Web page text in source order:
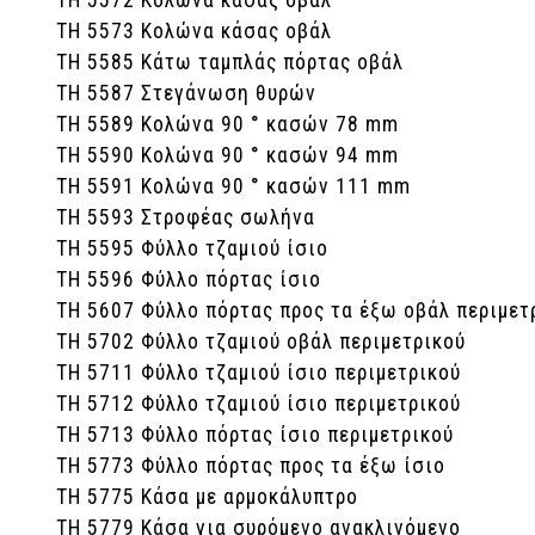
ΤΗ 5573 Κολώνα κάσας οβάλ
ΤΗ 5585 Κάτω ταμπλάς πόρτας οβάλ
ΤΗ 5587 Στεγάνωση θυρών
ΤΗ 5589 Κολώνα 90 ° κασών 78 mm
ΤΗ 5590 Κολώνα 90 ° κασών 94 mm
ΤΗ 5591 Κολώνα 90 ° κασών 111 mm
ΤΗ 5593 Στροφέας σωλήνα
ΤΗ 5595 Φύλλο τζαμιού ίσιο
ΤΗ 5596 Φύλλο πόρτας ίσιο
ΤΗ 5607 Φύλλο πόρτας προς τα έξω οβάλ
ΤΗ 5702 Φύλλο τζαμιού οβάλ περιμετρικού
ΤΗ 5711 Φύλλο τζαμιού ίσιο περιμετρικού
ΤΗ 5712 Φύλλο τζαμιού ίσιο περιμετρικού
ΤΗ 5713 Φύλλο πόρτας ίσιο περιμετρικού
ΤΗ 5773 Φύλλο πόρτας προς τα έξω ίσιο
ΤΗ 5775 Κάσα με αρμοκάλυπτρο
ΤΗ 5779 Κάσα για συρόμενο ανακλινόμενο